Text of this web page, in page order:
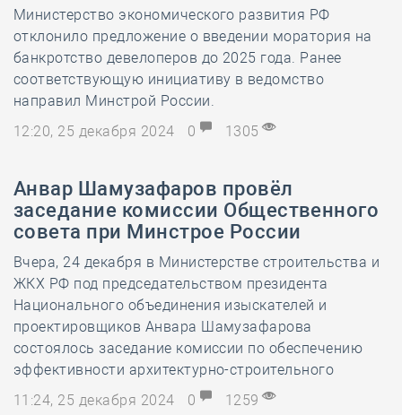
Министерство экономического развития РФ
отклонило предложение о введении моратория на
банкротство девелоперов до 2025 года. Ранее
соответствующую инициативу в ведомство
направил Минстрой России.
12:20, 25 декабря 2024
0 1305
Анвар Шамузафаров провёл
заседание комиссии Общественного
совета при Минстрое России
Вчера, 24 декабря в Министерстве строительства и
ЖКХ РФ под председательством президента
Национального объединения изыскателей и
проектировщиков Анвара Шамузафарова
состоялось заседание комиссии по обеспечению
эффективности архитектурно-строительного
11:24, 25 декабря 2024
0 1259